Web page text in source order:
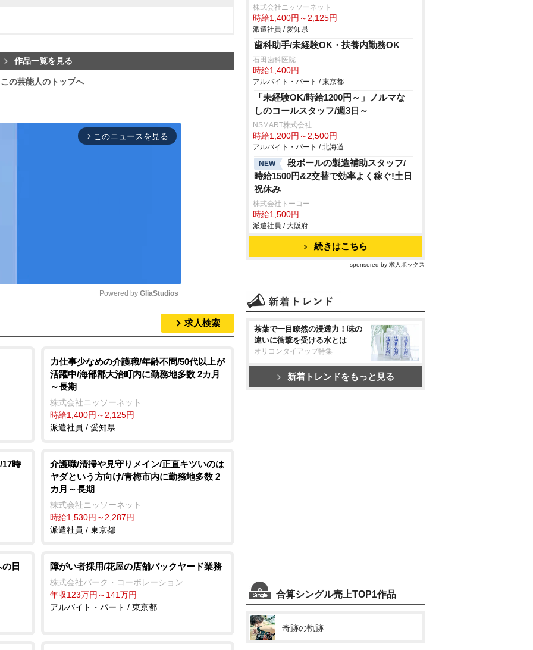
作品一覧を見る
この芸能人のトップへ
arrow_forward_ios このニュースを見る
t
e
Powered by GliaStudios
求人検索
力仕事少なめの介護職/年齢不問/50代以上が
活躍中/海部郡大治町内に勤務地多数 2カ月
～長期
株式会社ニッソーネット
時給1,400円～2,125円
派遣社員 / 愛知県
17時
介護職/清掃や見守りメイン/正直キツいのは
ヤダという方向け/青梅市内に勤務地多数 2
カ月～長期
株式会社ニッソーネット
時給1,530円～2,287円
派遣社員 / 東京都
日 障がい者採用/花屋の店舗バックヤード業務
株式会社パーク・コーポレーション
年収123万円～141万円
アルバイト・パート / 東京都
株式会社ニッソーネット
時給1,400円～2,125円
派遣社員 / 愛知県
歯科助手/未経験OK・扶養内勤務OK
石田歯科医院
時給1,400円
アルバイト・パート / 東京都
「未経験OK/時給1200円～」ノルマな
しのコールスタッフ/週3日～
NSMART株式会社
時給1,200円～2,500円
アルバイト・パート / 北海道
NEW
段ボールの製造補助スタッフ/
時給1500円&2交替で効率よく稼ぐ!土日
祝休み
株式会社トーコー
時給1,500円
派遣社員 / 大阪府
続きはこちら
sponsored by 求人ボックス
茶葉で一目瞭然の浸透力！味の
違いに衝撃を受ける水とは
オリコンタイアップ特集
新着トレンドをもっと見る
合算シングル売上TOP1作品
奇跡の軌跡